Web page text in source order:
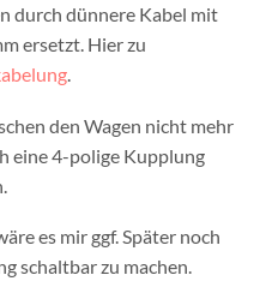
durch dünnere Kabel mit
ersetzt. Hier zu
.
den Wagen nicht mehr
eine 4-polige Kupplung
es mir ggf. Später noch
schaltbar zu machen.